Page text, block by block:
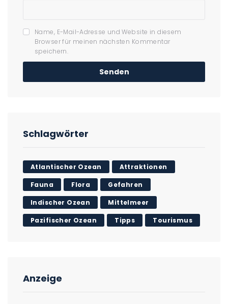
Name, E-Mail-Adresse und Website in diesem
Browser für meinen nächsten Kommentar
speichern.
Schlagwörter
Atlantischer Ozean Attraktionen
Fauna Flora Gefahren
Indischer Ozean Mittelmeer
Pazifischer Ozean Tipps Tourismus
Anzeige